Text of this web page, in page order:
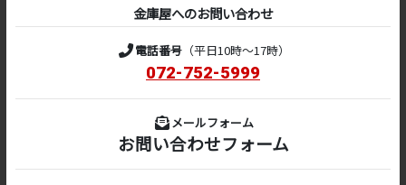
金庫屋へのお問い合わせ
電話番号（平日10時～17時）
072-752-5999
メールフォーム
お問い合わせフォーム